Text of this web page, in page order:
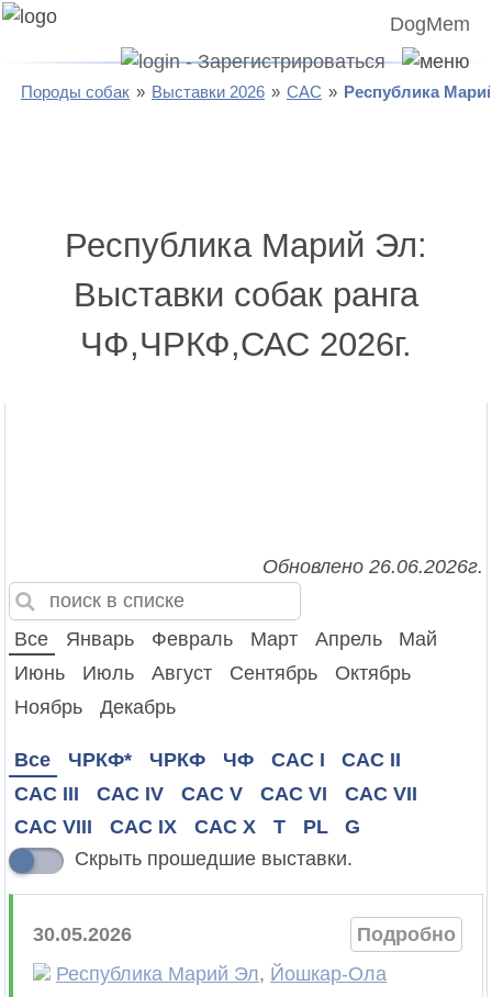
DogMem
Породы собак Выставки 2026 САС Республика
Республика Марий Эл:
Выставки собак ранга
ЧФ,ЧРКФ,САС 2026г.
Обновлено 26.06.2026г.
Все Январь Февраль Март Апрель
Май
Июнь
Июль Август Сентябрь
Октябрь
Ноябрь
Декабрь
Все ЧРКФ* ЧРКФ ЧФ CAC I
CAC II
CAC III
CAC IV CAC V CAC VI
CAC VII
CAC VIII
CAC IX CAC X T PL
G
Скрыть прошедшие выставки.
30.05.2026
Подробно
Республика Марий Эл, Йошкар-Ола